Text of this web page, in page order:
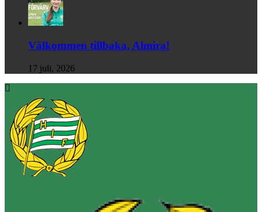
Välkommen tillbaka, Almira!
17 juli, 2026